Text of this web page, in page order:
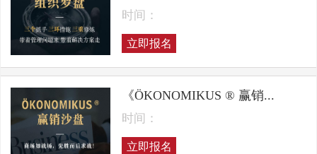
时间：
立即报名
《ÖKONOMIKUS ® 赢销...
时间：
立即报名